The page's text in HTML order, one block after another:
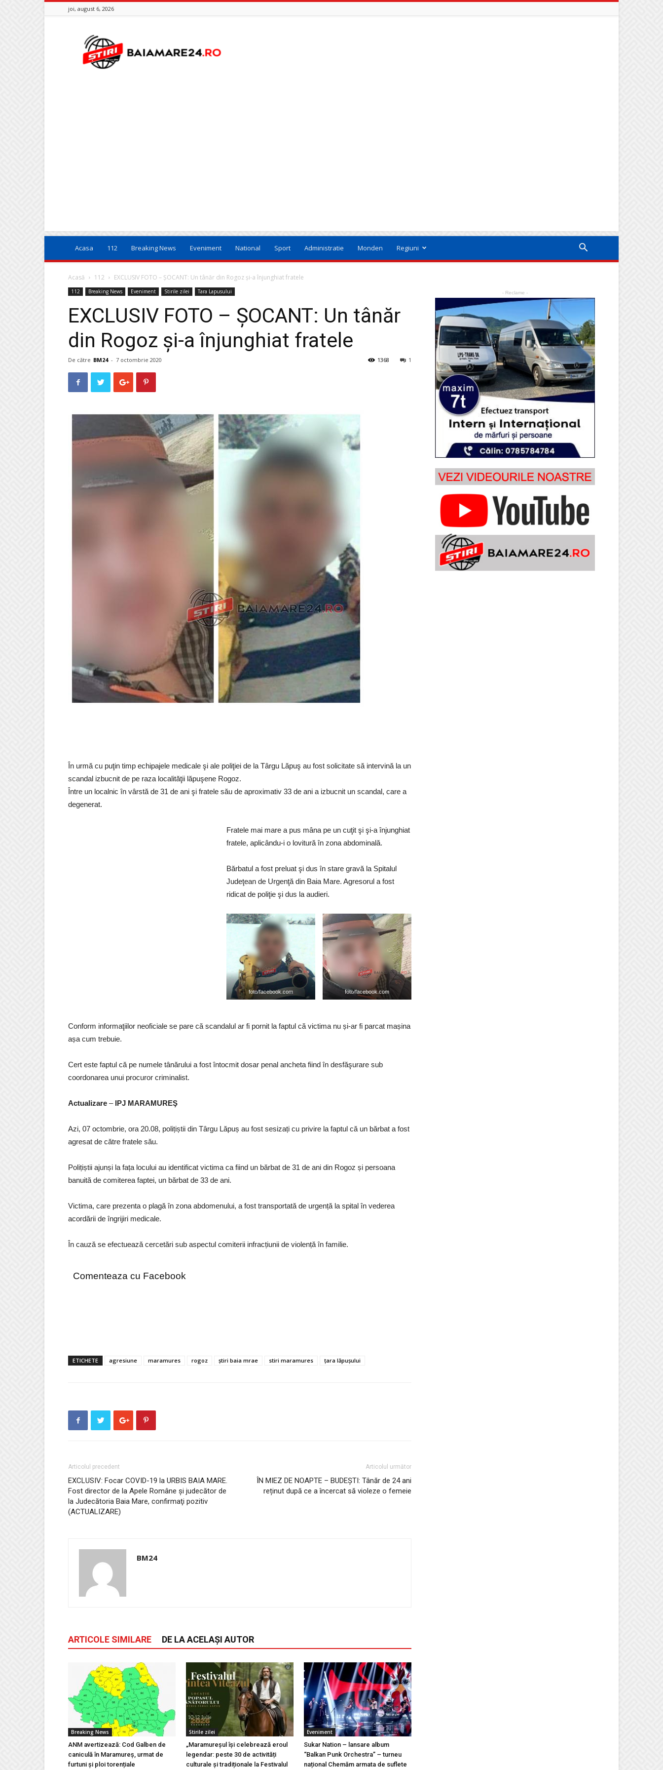
joi, august 6, 2026
Baia
Mare
24
Acasa 112 Breaking News Eveniment National Sport Administratie Monden Regiuni
Acasă 112 EXCLUSIV FOTO – ȘOCANT: Un tânăr din Rogoz și-a înjunghiat fratele
112 Breaking News Eveniment Stirile zilei Tara Lapusului
EXCLUSIV FOTO – ȘOCANT: Un tânăr
din Rogoz și-a înjunghiat fratele
De către BM24 - 7 octombrie 2020 1
1368
În urmă cu puţin timp echipajele medicale şi ale poliţiei de la Târgu Lăpuş au fost solicitate să intervină la un
scandal izbucnit de pe raza localităţii lăpuşene Rogoz.
Între un localnic în vârstă de 31 de ani şi fratele său de aproximativ 33 de ani a izbucnit un scandal, care a
degenerat.
Fratele mai mare a pus mâna pe un cuţit şi şi-a înjunghiat
fratele, aplicându-i o lovitură în zona abdominală.
Bărbatul a fost preluat şi dus în stare gravă la Spitalul
Judeţean de Urgenţă din Baia Mare. Agresorul a fost
ridicat de poliţie şi dus la audieri.
foto/facebook.com foto/facebook.com
Conform informaţiilor neoficiale se pare că scandalul ar fi pornit la faptul că victima nu și-ar fi parcat mașina
așa cum trebuie.
Cert este faptul că pe numele tânărului a fost întocmit dosar penal ancheta fiind în desfăşurare sub
coordonarea unui procuror criminalist.
Actualizare – IPJ MARAMUREŞ
Azi, 07 octombrie, ora 20.08, polițiștii din Târgu Lăpuș au fost sesizați cu privire la faptul că un bărbat a fost
agresat de către fratele său.
Polițiștii ajunși la fața locului au identificat victima ca fiind un bărbat de 31 de ani din Rogoz și persoana
banuită de comiterea faptei, un bărbat de 33 de ani.
Victima, care prezenta o plagă în zona abdomenului, a fost transportată de urgență la spital în vederea
acordării de îngrijiri medicale.
În cauză se efectuează cercetări sub aspectul comiterii infracțiunii de violență în familie.
Comenteaza cu Facebook
ETICHETE agresiune maramures rogoz știri baia mrae stiri maramures țara lăpușului
Articolul precedent
EXCLUSIV: Focar COVID-19 la URBIS BAIA MARE.
Fost director de la Apele Române şi judecător de
la Judecătoria Baia Mare, confirmaţi pozitiv
(ACTUALIZARE)
Articolul următor
ÎN MIEZ DE NOAPTE – BUDEȘTI: Tânăr de 24 ani
reținut după ce a încercat să violeze o femeie
BM24
ARTICOLE SIMILARE DE LA ACELAȘI AUTOR
Breaking News
ANM avertizează: Cod Galben de
caniculă în Maramureș, urmat de
furtuni și ploi torențiale
Stirile zilei
„Maramureșul își celebrează eroul
legendar: peste 30 de activități
culturale și tradiționale la Festivalul
Eveniment
Sukar Nation – lansare album
“Balkan Punk Orchestra” – turneu
național Chemăm armata de suflete
- Reclame -